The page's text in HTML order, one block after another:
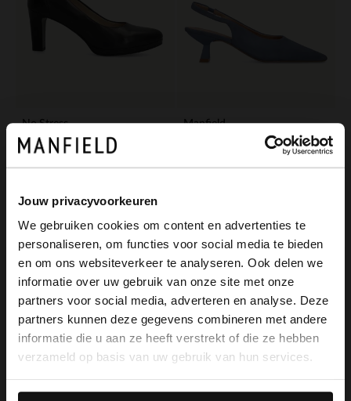
Jouw privacyvoorkeuren
We gebruiken cookies om content en advertenties te
personaliseren, om functies voor social media te bieden
en om ons websiteverkeer te analyseren. Ook delen we
informatie over uw gebruik van onze site met onze
partners voor social media, adverteren en analyse. Deze
partners kunnen deze gegevens combineren met andere
informatie die u aan ze heeft verstrekt of die ze hebben
verzameld op basis van uw gebruik van hun services.
No Stress
Donkerblauwe leren pumps
99.99
Manfield
Blauwe suède slingbacks
119.98
71.99
×
View this website in English?
It looks like your language isn't Dutch. Would
you like to switch to English?
English